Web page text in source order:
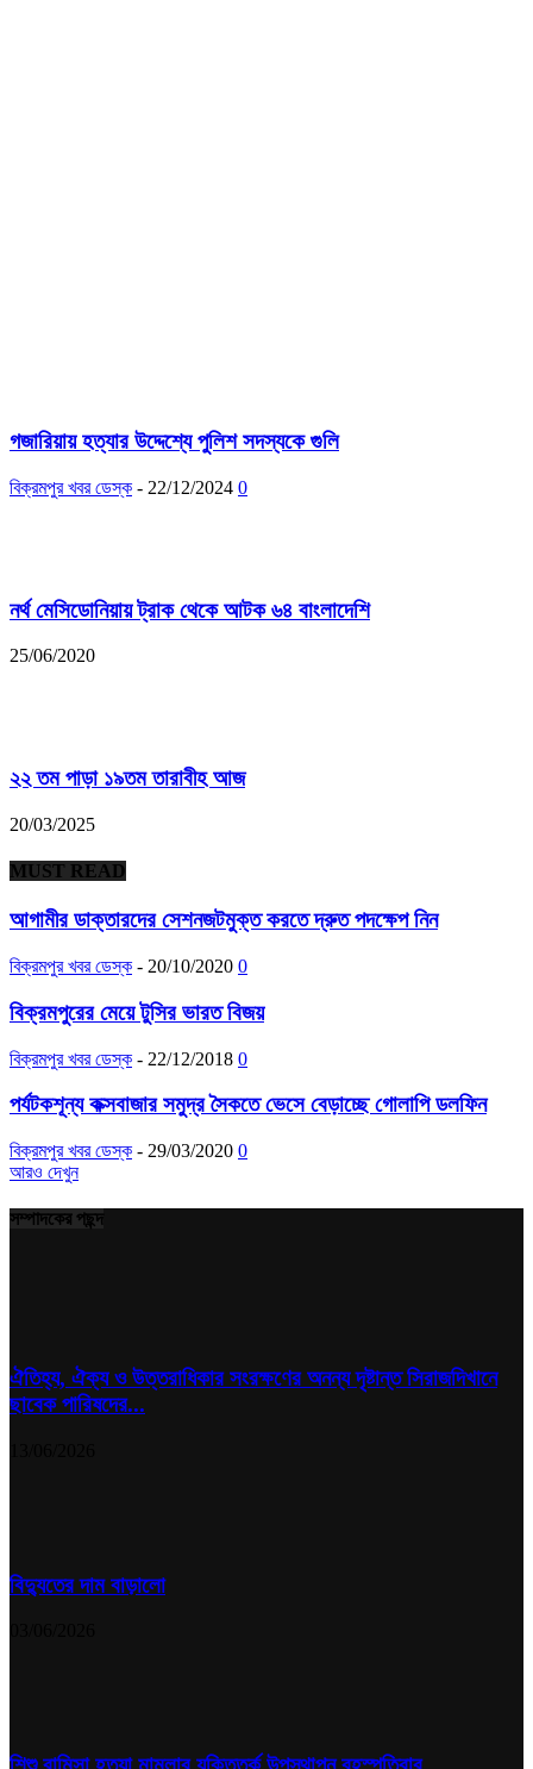
গজারিয়ায় হত্যার উদ্দেশ্যে পুলিশ সদস্যকে গুলি
বিক্রমপুর খবর ডেস্ক - 22/12/2024 0
নর্থ মেসিডোনিয়ায় ট্রাক থেকে আটক ৬৪ বাংলাদেশি
25/06/2020
২২ তম পাড়া ১৯তম তারাবীহ আজ
20/03/2025
MUST READ
আগামীর ডাক্তারদের সেশনজটমুক্ত করতে দ্রুত পদক্ষেপ নিন
বিক্রমপুর খবর ডেস্ক - 20/10/2020 0
বিক্রমপুরের মেয়ে টুসির ভারত বিজয়
বিক্রমপুর খবর ডেস্ক - 22/12/2018 0
পর্যটকশূন্য কক্সবাজার সমুদ্র সৈকতে ভেসে বেড়াচ্ছে গোলাপি ডলফিন
বিক্রমপুর খবর ডেস্ক - 29/03/2020 0
আরও দেখুন
সম্পাদকের পছন্দ
ঐতিহ্য, ঐক্য ও উত্তরাধিকার সংরক্ষণের অনন্য দৃষ্টান্ত সিরাজদিখানে
ছাবেক পারিষদের...
বিদ্যুতের দাম বাড়ালো